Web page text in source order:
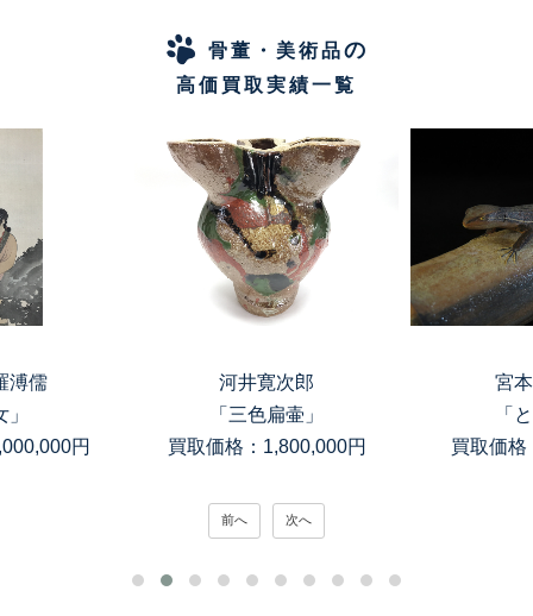
骨董・美術品の
高価買取実績一覧
溥儒
円
河井寛次郎
「三色扁壷」
買取価格：1,800,000円
宮
「
買取価格
前へ 次へ